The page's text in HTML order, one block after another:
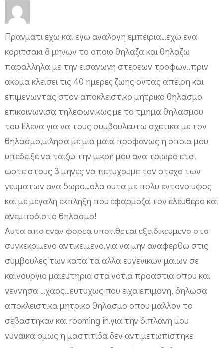
Πραγματι εχω και εγω αναλογη εμπειρια…εχω ενα
κοριτσακι 8 μηνων το οποιο θηλαζα και θηλαζω
παραλληλα με την εισαγωγη στερεων τροφων..πριν
ακομα κλεισει τις 40 ημερες ζωης οντας απειρη και
επιμενωντας στον αποκλειστικο μητρικο θηλασμο
επικοινωνισα τηλεφωνικως με το τμημα θηλασμου
του Ελενα για να τους συμβουλευτω σχετικα με τον
θηλασμο,μιλησα με μια μαια προφανως η οποια μου
υπεδειξε να ταιζω την μικρη μου ανα τριωρο ετσι
ωστε στους 3 μηνες να πετυχουμε τον στοχο των
γευματων ανα 5ωρο…ολα αυτα με πολυ εντονο υφος
και με μεγαλη εκπληξη που εφαρμοζα τον ελευθερο και
ανεμποδιστο θηλασμο!
Αυτα απο εναν φορεα υποτιθεται εξειδικευμενο στο
συγκεκριμενο αντικειμενο,για να μην αναφερθω στις
συμβουλες των κατα τα αλλα ευγενικων μαιων σε
καινουργιο μαιευτηριο στα νοτια προαστια οπου και
γεννησα …χαος…ευτυχως που ειχα επιμονη, δηλωσα
αποκλειστικα μητρικο θηλασμο οπου μαλλον το
σεβαστηκαν και rooming in.για την διπλανη μου
γυναικα ομως η μαστιτιδα δεν αντιμετωπιστηκε